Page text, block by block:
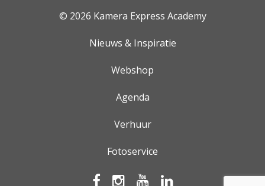
© 2026 Kamera Express Academy
Nieuws & Inspiratie
Webshop
Agenda
Verhuur
Fotoservice